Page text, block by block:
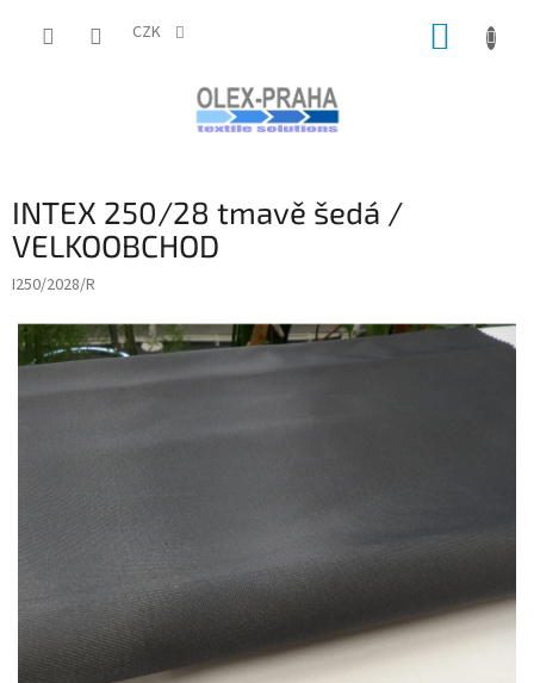
CZK
INTEX 250/28 tmavě šedá /
VELKOOBCHOD
I250/2028/R